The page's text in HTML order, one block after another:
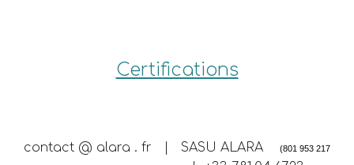
Certifications
contact @ alara . fr | SASU ALARA (801 953 217